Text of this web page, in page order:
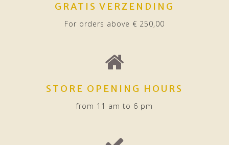
GRATIS VERZENDING
For orders above € 250,00
STORE OPENING HOURS
from 11 am to 6 pm